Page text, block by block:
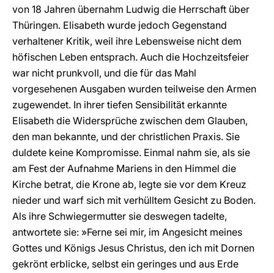
von 18 Jahren übernahm Ludwig die Herrschaft über
Thüringen. Elisabeth wurde jedoch Gegenstand
verhaltener Kritik, weil ihre Lebensweise nicht dem
höfischen Leben entsprach. Auch die Hochzeitsfeier
war nicht prunkvoll, und die für das Mahl
vorgesehenen Ausgaben wurden teilweise den Armen
zugewendet. In ihrer tiefen Sensibilität erkannte
Elisabeth die Widersprüche zwischen dem Glauben,
den man bekannte, und der christlichen Praxis. Sie
duldete keine Kompromisse. Einmal nahm sie, als sie
am Fest der Aufnahme Mariens in den Himmel die
Kirche betrat, die Krone ab, legte sie vor dem Kreuz
nieder und warf sich mit verhülltem Gesicht zu Boden.
Als ihre Schwiegermutter sie deswegen tadelte,
antwortete sie: »Ferne sei mir, im Angesicht meines
Gottes und Königs Jesus Christus, den ich mit Dornen
gekrönt erblicke, selbst ein geringes und aus Erde